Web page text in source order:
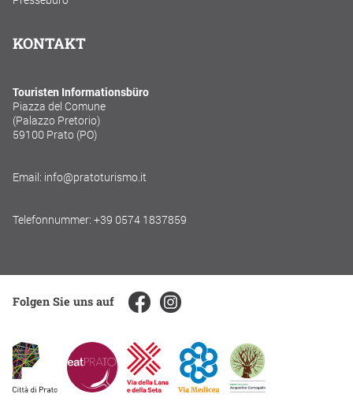
KONTAKT
Touristen Informationsbüro
Piazza del Comune
(Palazzo Pretorio)
59100 Prato (PO)
Email: info@pratoturismo.it
Telefonnummer: +39 0574 1837859
Folgen Sie uns auf